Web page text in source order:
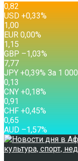
0,82
USD +0,33%
1,00
EUR 0,00%
1,15
GBP –1,03%
7,77
JPY +0,39% За 1 000
0,13
CNY +0,18%
0,91
CHF +0,45%
0,65
AUD –1,57%